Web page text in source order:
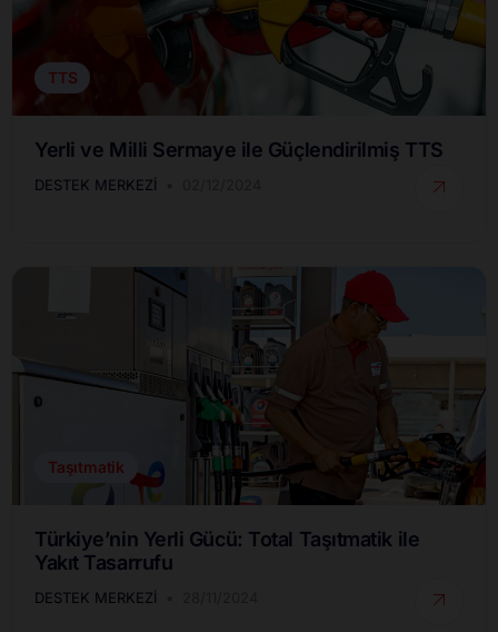
TTS
Yerli ve Milli Sermaye ile Güçlendirilmiş TTS
DESTEK MERKEZI
Taşıtmatik
Türkiye’nin Yerli Gücü: Total Taşıtmatik ile
Yakıt Tasarrufu
DESTEK MERKEZI